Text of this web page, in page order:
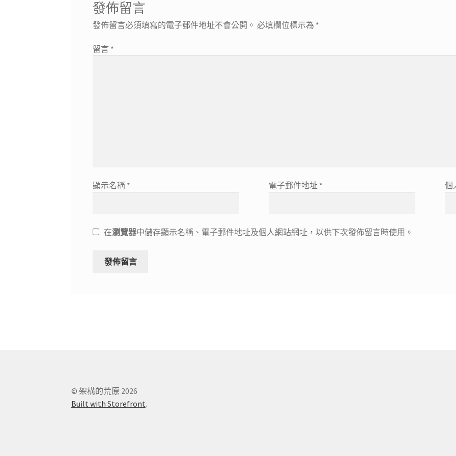
發佈留言
發佈留言必須填寫的電子郵件地址不會公開。 必填欄位標示為 *
留言 *
顯示名稱 * 電子郵件地址 * 個
在瀏覽器中儲存顯示名稱、電子郵件地址及個人網站網址，以供下次發佈留言時使用。
© 架構的荒原 2026
Built with Storefront.